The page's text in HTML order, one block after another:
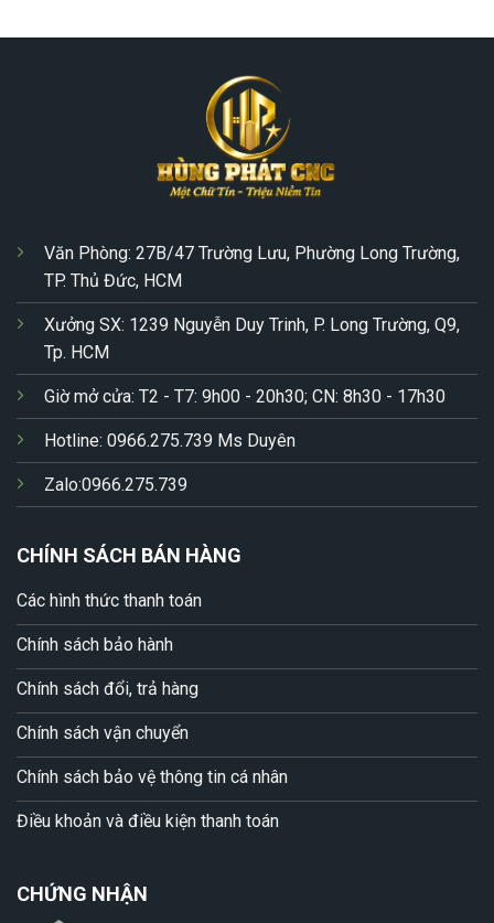
Văn Phòng: 27B/47 Trường Lưu, Phường Long Trường,
TP. Thủ Đức, HCM
Xưởng SX: 1239 Nguyễn Duy Trinh, P. Long Trường, Q9,
Tp. HCM
Giờ mở cửa: T2 - T7: 9h00 - 20h30; CN: 8h30 - 17h30
Hotline: 0966.275.739 Ms Duyên
Zalo:0966.275.739
CHÍNH SÁCH BÁN HÀNG
Các hình thức thanh toán
Chính sách bảo hành
Chính sách đổi, trả hàng
Chính sách vận chuyển
Chính sách bảo vệ thông tin cá nhân
Điều khoản và điều kiện thanh toán
CHỨNG NHẬN